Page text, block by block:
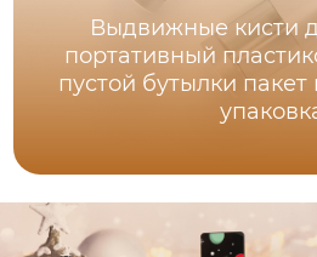
Выдвижные кисти
портативный
пустой бутылки